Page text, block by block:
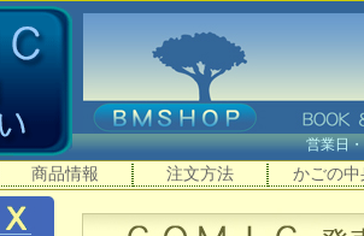
営業
商品情報 注文方法 かごの中